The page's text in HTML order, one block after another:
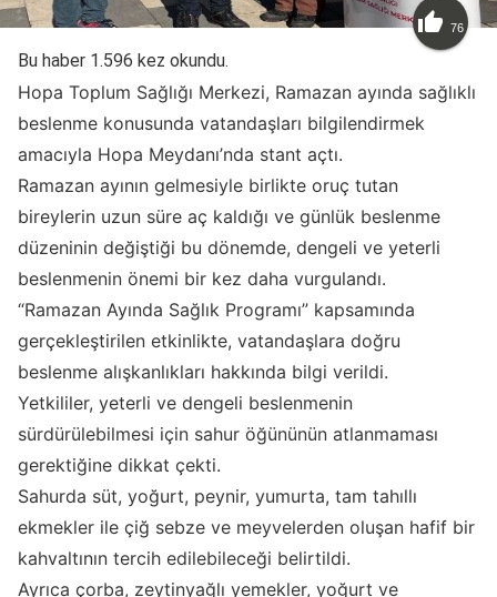
 76
Bu haber 1.596 kez okundu.
Hopa Toplum Sağlığı Merkezi, Ramazan ayında sağlıklı
beslenme konusunda vatandaşları bilgilendirmek
amacıyla Hopa Meydanı’nda stant açtı.
Ramazan ayının gelmesiyle birlikte oruç tutan
bireylerin uzun süre aç kaldığı ve günlük beslenme
düzeninin değiştiği bu dönemde, dengeli ve yeterli
beslenmenin önemi bir kez daha vurgulandı.
“Ramazan Ayında Sağlık Programı” kapsamında
gerçekleştirilen etkinlikte, vatandaşlara doğru
beslenme alışkanlıkları hakkında bilgi verildi.
Yetkililer, yeterli ve dengeli beslenmenin
sürdürülebilmesi için sahur öğününün atlanmaması
gerektiğine dikkat çekti.
Sahurda süt, yoğurt, peynir, yumurta, tam tahıllı
ekmekler ile çiğ sebze ve meyvelerden oluşan hafif bir
kahvaltının tercih edilebileceği belirtildi.
Ayrıca çorba, zeytinyağlı yemekler, yoğurt ve